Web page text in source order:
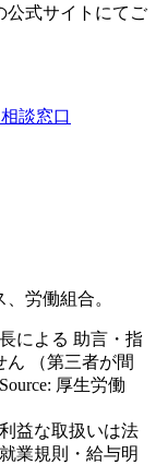
公式サイトにてご
談窓口
労働組合。
による 助言・指
ん （第三者が間
厚生労働
益な取扱いは法
業規則・給与明